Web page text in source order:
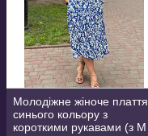
Молодіжне жіноче плаття
синього кольору з
короткими рукавами (з M